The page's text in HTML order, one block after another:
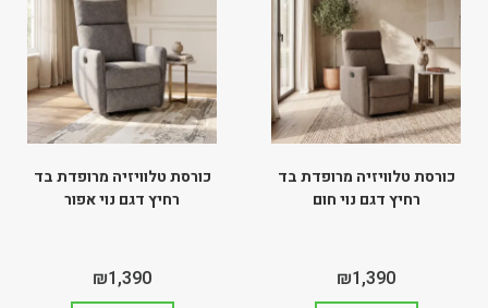
כורסת טלוויזיה מרופדת בד
רחיץ דגם נוי חום
₪1,390
כורסת טלוויזיה מרופדת בד
רחיץ דגם נוי אפור
₪1,390